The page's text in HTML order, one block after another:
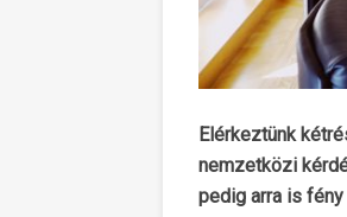
Elérkeztünk
nemzetközi
pedig arra is